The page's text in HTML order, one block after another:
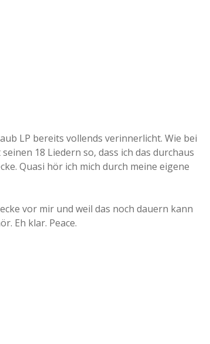
LP bereits vollends verinnerlicht. Wie bei
18 Liedern so, dass ich das durchaus
Quasi hör ich mich durch meine eigene
vor mir und weil das noch dauern kann
Eh klar. Peace.